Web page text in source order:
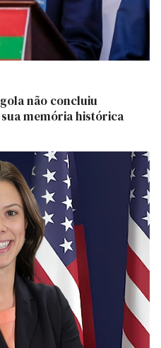
não concluiu
memória histórica